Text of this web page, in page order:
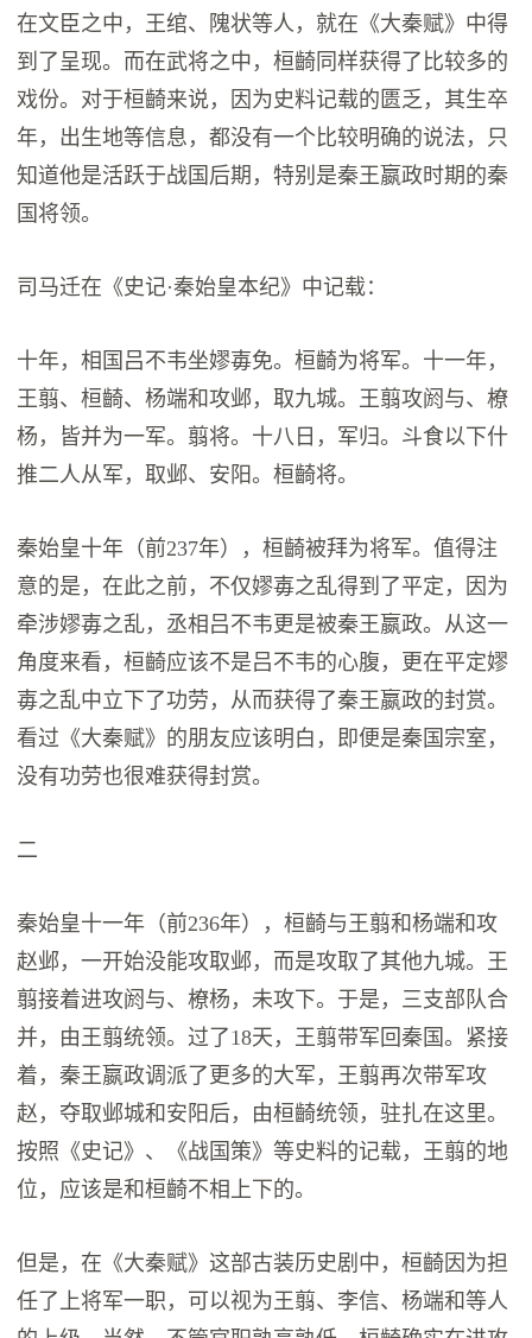
在文臣之中，王绾、隗状等人，就在《大秦赋》中得
到了呈现。而在武将之中，桓齮同样获得了比较多的
戏份。对于桓齮来说，因为史料记载的匮乏，其生卒
年，出生地等信息，都没有一个比较明确的说法，只
知道他是活跃于战国后期，特别是秦王嬴政时期的秦
国将领。
司马迁在《史记·秦始皇本纪》中记载：
十年，相国吕不韦坐嫪毐免。桓齮为将军。十一年，
王翦、桓齮、杨端和攻邺，取九城。王翦攻阏与、橑
杨，皆并为一军。翦将。十八日，军归。斗食以下什
推二人从军，取邺、安阳。桓齮将。
秦始皇十年（前237年），桓齮被拜为将军。值得注
意的是，在此之前，不仅嫪毐之乱得到了平定，因为
牵涉嫪毐之乱，丞相吕不韦更是被秦王嬴政。从这一
角度来看，桓齮应该不是吕不韦的心腹，更在平定嫪
毐之乱中立下了功劳，从而获得了秦王嬴政的封赏。
看过《大秦赋》的朋友应该明白，即便是秦国宗室，
没有功劳也很难获得封赏。
二
秦始皇十一年（前236年），桓齮与王翦和杨端和攻
赵邺，一开始没能攻取邺，而是攻取了其他九城。王
翦接着进攻阏与、橑杨，未攻下。于是，三支部队合
并，由王翦统领。过了18天，王翦带军回秦国。紧接
着，秦王嬴政调派了更多的大军，王翦再次带军攻
赵，夺取邺城和安阳后，由桓齮统领，驻扎在这里。
按照《史记》、《战国策》等史料的记载，王翦的地
位，应该是和桓齮不相上下的。
但是，在《大秦赋》这部古装历史剧中，桓齮因为担
任了上将军一职，可以视为王翦、李信、杨端和等人